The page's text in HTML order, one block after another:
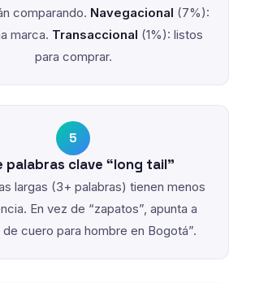
comparando. Navegacional (7%):
marca. Transaccional (1%): listos
para comprar.
5
palabras clave “long tail”
largas (3+ palabras) tienen menos
En vez de “zapatos”, apunta a
de cuero para hombre en Bogotá”.